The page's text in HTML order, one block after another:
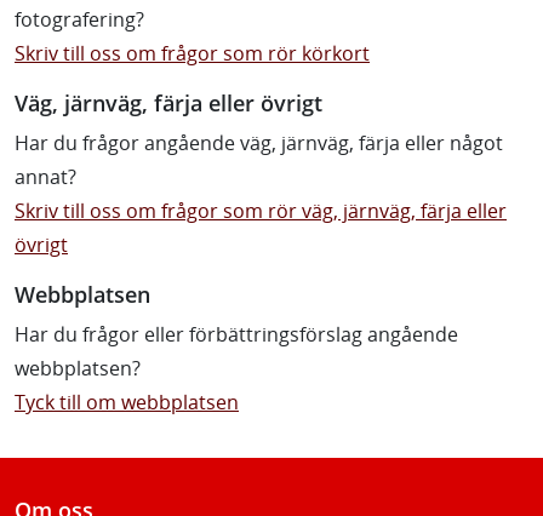
fotografering?
Skriv till oss om frågor som rör körkort
Väg, järnväg, färja eller övrigt
Har du frågor angående väg, järnväg, färja eller något
annat?
Skriv till oss om frågor som rör väg, järnväg, färja eller
övrigt
Webbplatsen
Har du frågor eller förbättringsförslag angående
webbplatsen?
Tyck till om webbplatsen
Om oss